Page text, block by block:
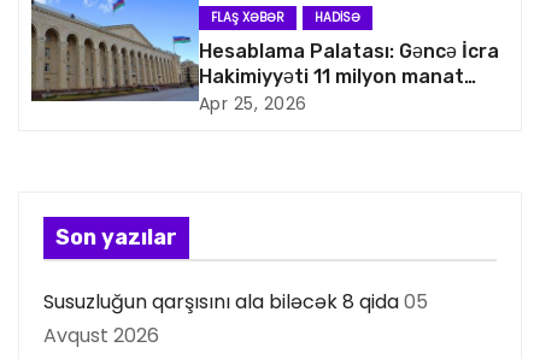
a
s
a
ı
FLAŞ XƏBƏR HADISƏ
Hesablama Palatası: Gəncə İcra
Hakimiyyəti 11 milyon manat
artıq xərcləyib
Apr 25, 2026
Son yazılar
Susuzluğun qarşısını ala biləcək 8 qida05
Avqust 2026